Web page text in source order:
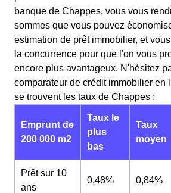
banque de Chappes, vous vous
sommes que vous pouvez
estimation de prêt immobilier, et
la concurrence pour que l'on vous
encore plus avantageux. N'hésitez
comparateur de crédit immobilier en
se trouvent les taux de Chappes :
Emprunt de
200 000 m2
Taux le
plus
bas
Taux
moyen
Prêt sur 10
ans
0,48% 0,84%